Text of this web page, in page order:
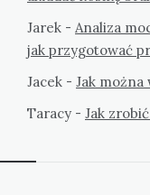
Jarek - Analiza
jak przygotować
Jacek - Jak można
Taracy - Jak